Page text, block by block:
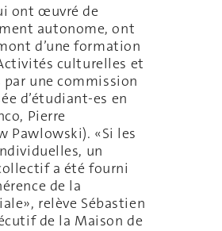
ont œuvré de
autonome, ont
d’une formation
culturelles et
une commission
d’étudiant-es en
Pierre
Pawlowski). «Si les
un
a été fourni
de la
relève Sébastien
de la Maison de